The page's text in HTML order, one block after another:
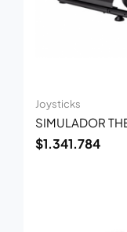
Joysticks
SIMULADOR
$1.341.784